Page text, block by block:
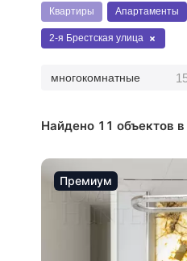
Квартиры Апартаменты
2-я Брестская улица
многокомнатные
Найдено 11 объектов
Премиум